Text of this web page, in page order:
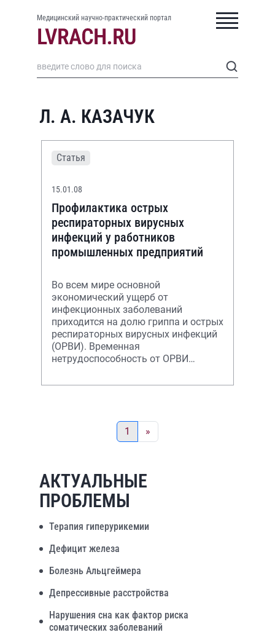
Медицинский научно-практический портал
Л. А. КАЗАЧУК
Статья
15.01.08
Профилактика острых
респираторных вирусных
инфекций у работников
промышленных предприятий
Во всем мире основной
экономический ущерб от
инфекционных заболеваний
приходится на долю гриппа и острых
респираторных вирусных инфекций
(ОРВИ). Временная
нетрудоспособность от ОРВИ
случаев временной
1 »
АКТУАЛЬНЫЕ
ПРОБЛЕМЫ
Терапия гиперурикемии
Дефицит железа
Болезнь Альцгеймера
Депрессивные расстройства
Нарушения сна как фактор риска
соматических заболеваний